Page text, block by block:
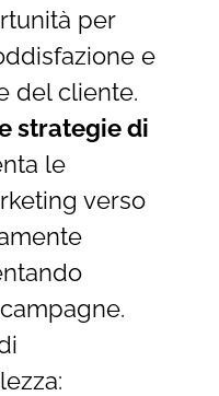
per
e
del cliente.
strategie di
le
verso